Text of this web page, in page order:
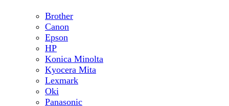
Brother
Canon
Epson
HP
Konica Minolta
Kyocera Mita
Lexmark
Oki
Panasonic